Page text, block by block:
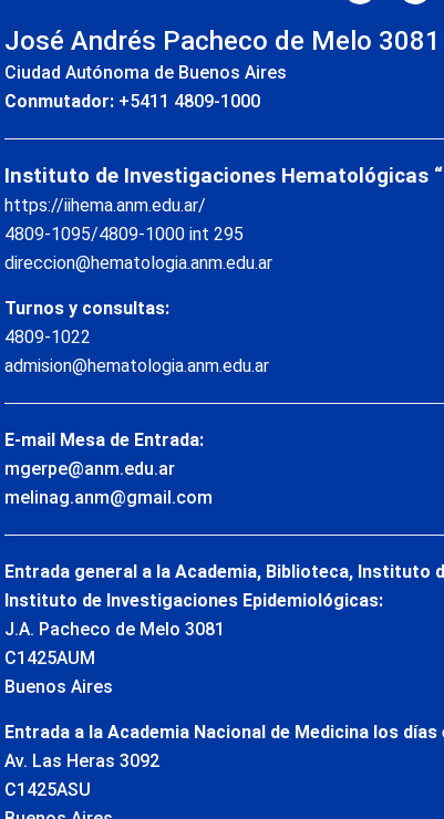
José Andrés Pacheco de Melo
Ciudad Autónoma de Buenos Aires
Conmutador: +5411 4809-1000
Instituto de Investigaciones Hematológicas
https://iihema.anm.edu.ar/
4809-1095/4809-1000 int 295
direccion@hematologia.anm.edu.ar
Turnos y consultas:
4809-1022
admision@hematologia.anm.edu.ar
E-mail Mesa de Entrada:
mgerpe@anm.edu.ar
melinag.anm@gmail.com
Entrada general a la Academia, Biblioteca, Instituto
Instituto de Investigaciones Epidemiológicas:
J.A. Pacheco de Melo 3081
C1425AUM
Buenos Aires
Entrada a la Academia Nacional de Medicina los
Av. Las Heras 3092
C1425ASU